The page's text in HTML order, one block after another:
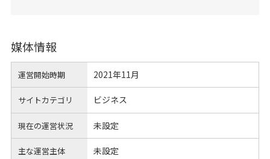
媒体情報
運営開始時期 2021年11月
サイトカテゴリ ビジネス
現在の運営状況 未設定
主な運営主体 未設定